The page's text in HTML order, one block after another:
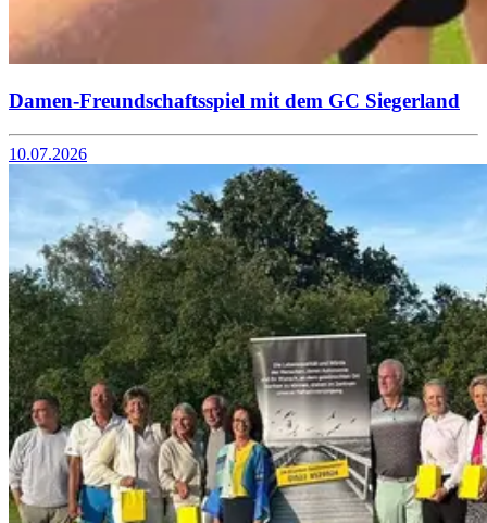
Damen-Freundschaftsspiel mit dem GC Siegerland
10.07.2026